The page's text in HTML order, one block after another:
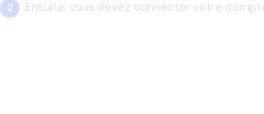
2 Ensuite, vous devez connecter votre